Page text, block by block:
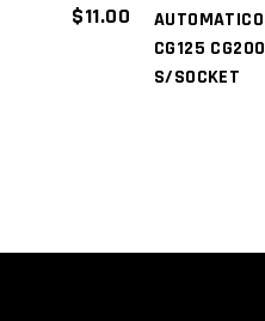
$11.00
AUTOMATICO
CG125 CG200
S/SOCKET